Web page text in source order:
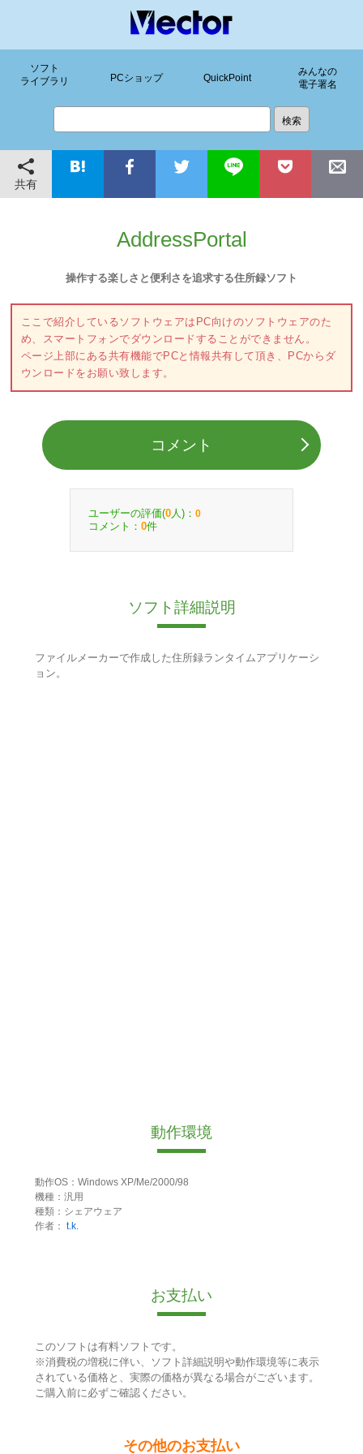
ソフト
ライブラリ
PCショップ QuickPoint
みんなの
電子署名
共有
AddressPortal
操作する楽しさと便利さを追求する住所録ソフト
ここで紹介しているソフトウェアはPC向けのソフトウェアのた
め、スマートフォンでダウンロードすることができません。
ページ上部にある共有機能でPCと情報共有して頂き、PCからダ
ウンロードをお願い致します。
コメント
ユーザーの評価(0 人)： 0
コメント： 0件
ソフト詳細説明
ファイルメーカーで作成した住所録ランタイムアプリケーシ
ョン。
動作環境
動作OS：Windows XP/Me/2000/98
機種：汎用
種類：シェアウェア
作者： t.k.
お支払い
このソフトは有料ソフトです。
※消費税の増税に伴い、ソフト詳細説明や動作環境等に表示
されている価格と、実際の価格が異なる場合がございます。
ご購入前に必ずご確認ください。
その他のお支払い